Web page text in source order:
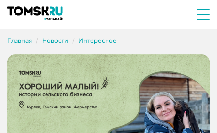
Главная Новости Интересное